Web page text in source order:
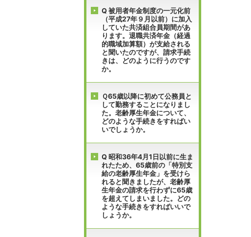
Q 被用者年金制度の一元化前
（平成27年９月以前）に加入
していた共済組合員期間があ
ります。退職共済年金（経過
的職域加算額）が支給される
と聞いたのですが、請求手続
きは、どのように行うのです
か。
Ｑ65歳以降に初めて公務員と
して勤務することになりまし
た。老齢厚生年金について、
どのような手続きをすればい
いでしょうか。
Q 昭和36年4月1日以前に生ま
れたため、65歳前の「特別支
給の老齢厚生年金」を受けら
れると聞きましたが、老齢厚
生年金の請求を行わずに65歳
を超えてしまいました。どの
ような手続きをすればいいで
しょうか。